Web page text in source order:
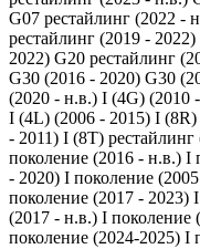
G07 рестайлинг (2022 -
рестайлинг (2019 - 2022)
2022) G20 рестайлинг
G30 (2016 - 2020) G30
(2020 - н.в.) I (4G) (2010
I (4L) (2006 - 2015) I (8R)
- 2011) I (8T) рестайлинг
поколение (2016 - н.в.) I
- 2020) I поколение
поколение (2017 - 2023)
(2017 - н.в.) I поколение
поколение (2024-2025) I